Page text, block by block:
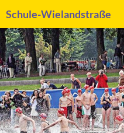
Inhalt
springen
Schule-Wielandstraße